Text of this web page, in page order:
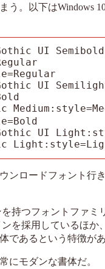
。以下はWindows
UI
UI
UI
ンロードフォント行
持つフォントファミ
を採用しているほか
であるという特徴があ
にモダンな書体だ。